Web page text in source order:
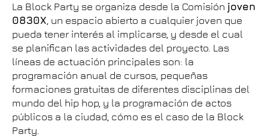
La Block Party se organiza desde la Comisión joven
0830X, un espacio abierto a cualquier joven que
pueda tener interés al implicarse, y desde el cual
se planifican las actividades del proyecto. Las
líneas de actuación principales son: la
programación anual de cursos, pequeñas
formaciones gratuitas de diferentes disciplinas del
mundo del hip hop, y la programación de actos
públicos a la ciudad, cómo es el caso de la Block
Party.